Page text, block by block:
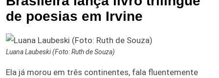
de poesias em Irvine
Luana Laubeski (Foto: Ruth de Souza)
Ela já morou em três continentes, fala fluentemente